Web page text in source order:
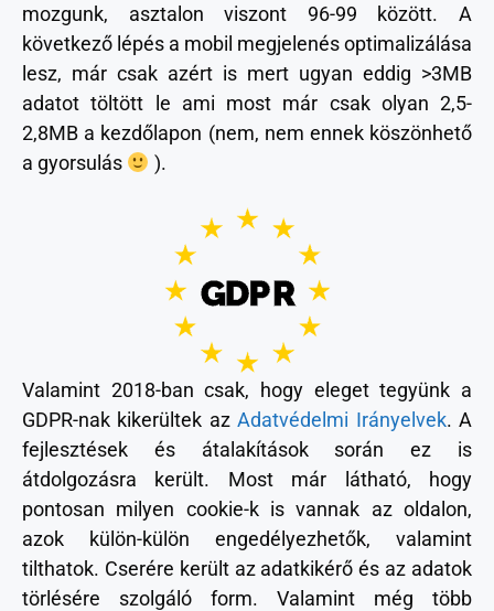
mozgunk, asztalon viszont 96-99 között. A
következő lépés a mobil megjelenés optimalizálása
lesz, már csak azért is mert ugyan eddig >3MB
adatot töltött le ami most már csak olyan 2,5-
2,8MB a kezdőlapon (nem, nem ennek köszönhető
a gyorsulás
).
Valamint 2018-ban csak, hogy eleget tegyünk a
GDPR-nak kikerültek azAdatvédelmi Irányelvek. A
fejlesztések és átalakítások során ez is
átdolgozásra került. Most már látható, hogy
pontosan milyen cookie-k is vannak az oldalon,
azok külön-külön engedélyezhetők, valamint
tilthatok. Cserére került az adatkikérő és az adatok
törlésére szolgáló form. Valamint még több